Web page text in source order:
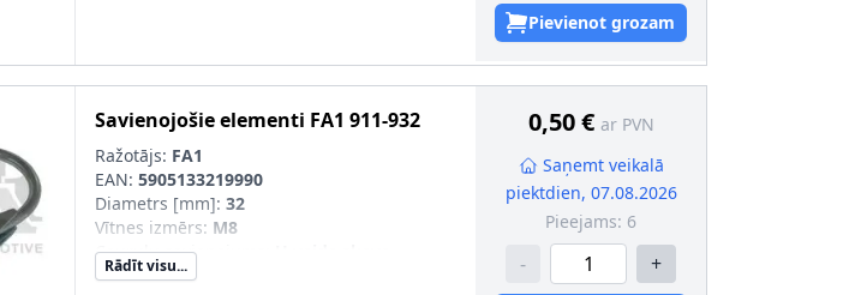
Pievienot grozam
Savienojošie elementi FA1 911-932
Ražotājs: FA1
EAN: 5905133219990
Diametrs [mm]: 32
Vītnes izmērs: M8
Cauruļu savienojums
Rādīt visu...
0,50 € ar PVN
Saņemt veikalā
piektdien, 07.08.2026
Pieejams: 6
- +